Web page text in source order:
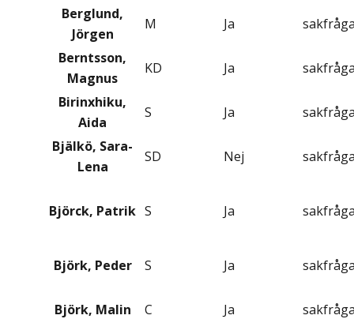
Berglund,
Jörgen
M Ja
Berntsson,
Magnus
KD Ja
Birinxhiku,
Aida
S Ja
Bjälkö, Sara-
Lena
SD Nej
Björck, Patrik S Ja
Björk, Peder S Ja
Björk, Malin C Ja